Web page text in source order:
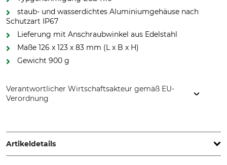
staub- und wasserdichtes Aluminiumgehäuse nach
Schutzart IP67
Lieferung mit Anschraubwinkel aus Edelstahl
Maße 126 x 123 x 83 mm (L x B x H)
Gewicht 900 g
Verantwortlicher Wirtschaftsakteur gemäß EU-
Verordnung
Höganäs, Sweden, www.blixtra.eu
Artikeldetails